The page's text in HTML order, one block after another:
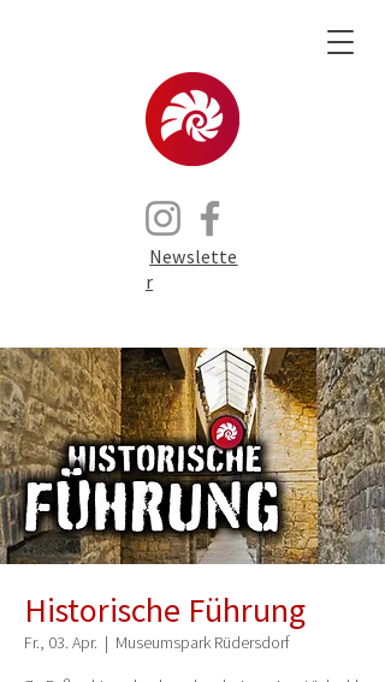
Newslette
r
Historische Führung
Fr., 03. Apr.
  |
Museumspark Rüdersdorf